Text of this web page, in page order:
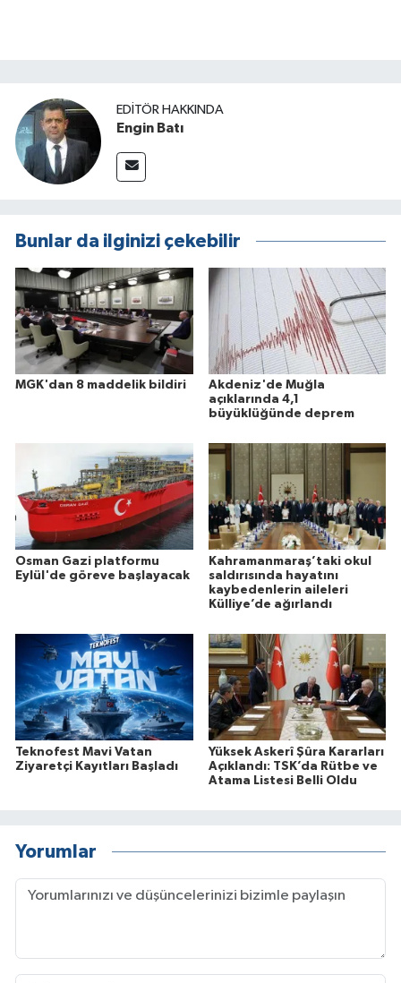
EDITÖR HAKKINDA
Engin Batı
Bunlar da ilginizi çekebilir
MGK'dan 8 maddelik bildiri
Akdeniz'de Muğla
açıklarında 4,1
büyüklüğünde deprem
Osman Gazi platformu
Eylül'de göreve başlayacak
Kahramanmaraş’taki okul
saldırısında hayatını
kaybedenlerin aileleri
Külliye’de ağırlandı
Teknofest Mavi Vatan
Ziyaretçi Kayıtları Başladı
Yüksek Askerî Şûra Kararları
Açıklandı: TSK’da Rütbe ve
Atama Listesi Belli Oldu
Yorumlar